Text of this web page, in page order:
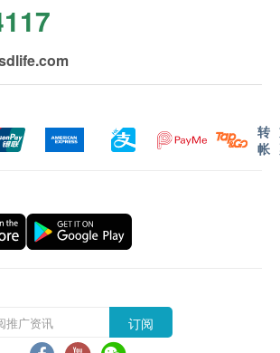
黑色暴雨警告生效时，送货服务时间
乎相关货品的供应情况再作最后确
活易未能提供任何订单上的货品，生
接受该订单，并且会于送货前透过电
顾客再作安排。
，于顾客收到产品当日起计，食用期
月或以上。
订购之货品时，有责任检查货品是否
一经确认签收，恕不接受退换。
须包装完整，如退换之产品有任何残缺
转
帐
订阅